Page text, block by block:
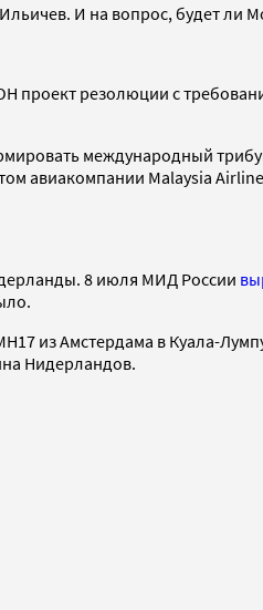
И на вопрос, будет ли
проект резолюции с
международный
авиакомпании Malaysia
8 июля МИД России
из Амстердама в Куала-
Нидерландов.